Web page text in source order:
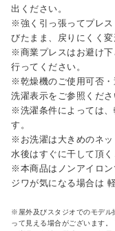
出ください。
※強く引っ張ってプレ
びたまま、戻りにくく変
※商業プレスはお避け下
行ってください。
※乾燥機のご使用可否
洗濯表示をご参照くださ
※洗濯条件によっては、
す。
※お洗濯は大きめのネ
水後はすぐに干して頂
※本商品はノンアイロ
ジワが気になる場合は
※屋外及びスタジオでのモデル
って見える場合がございます。